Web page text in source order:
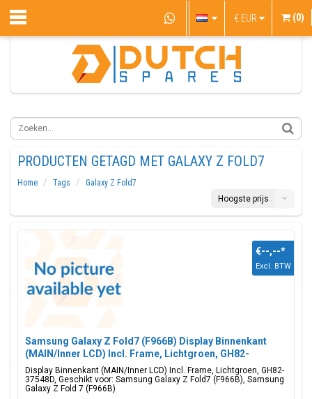
€ EUR (0)
PRODUCTEN GETAGD MET GALAXY Z FOLD7
Home Tags
Galaxy Z Fold7
Hoogste prijs
Samsung Galaxy Z Fold7 (F966B) Display Binnenkant
(MAIN/Inner LCD) Incl. Frame, Lichtgroen, GH82-
37548D
Display Binnenkant (MAIN/Inner LCD) Incl. Frame, Lichtgroen, GH82-
37548D, Geschikt voor: Samsung Galaxy Z Fold7 (F966B), Samsung
Galaxy Z Fold 7 (F966B)
€--,--*
Excl. BTW